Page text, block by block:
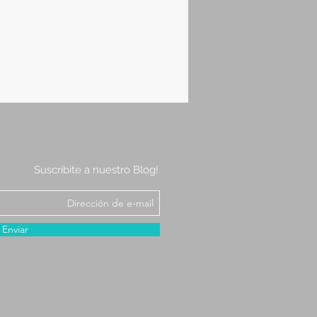
Suscribite a nuestro Blog!
Enviar